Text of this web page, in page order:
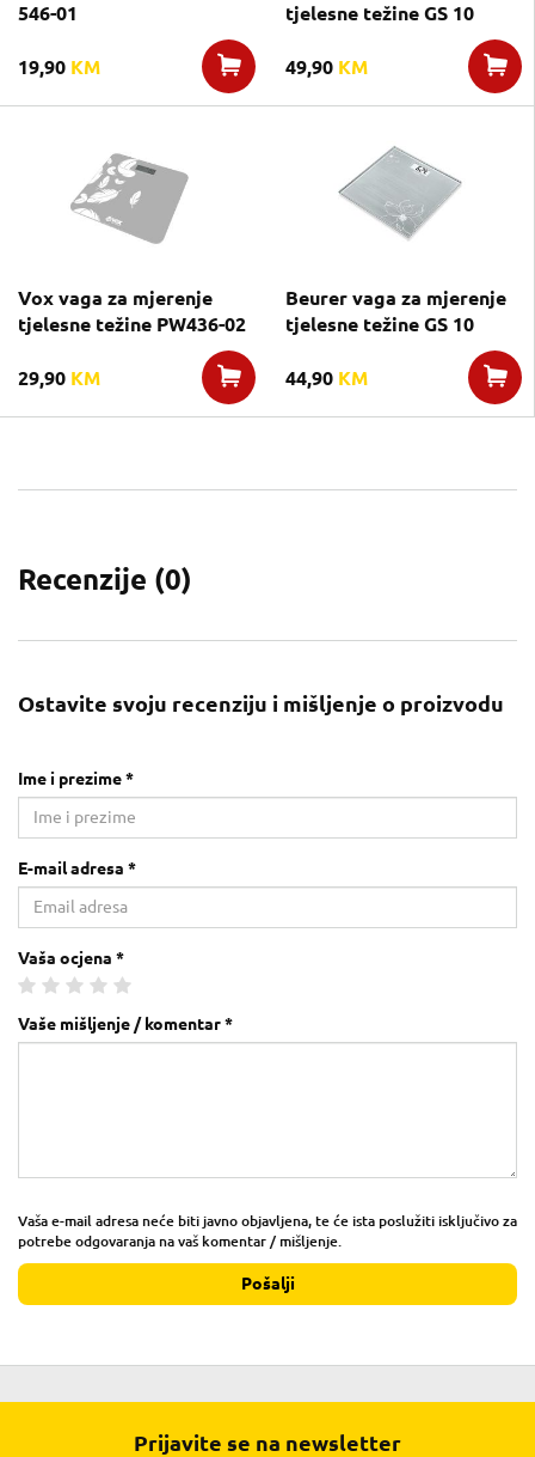
546-01
19,90 KM
tjelesne težine GS 10
49,90 KM
Vox vaga za mjerenje
tjelesne težine PW436-02
29,90 KM
Beurer vaga za mjerenje
tjelesne težine GS 10
44,90 KM
Recenzije (0)
Ostavite svoju recenziju i mišljenje o proizvodu
Ime i prezime *
E-mail adresa *
Vaša ocjena *
Vaše mišljenje / komentar *
Vaša e-mail adresa neće biti javno objavljena, te će ista poslužiti isključivo za
potrebe odgovaranja na vaš komentar / mišljenje.
Pošalji
Prijavite se na newsletter